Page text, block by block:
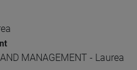
MANAGEMENT - Laurea